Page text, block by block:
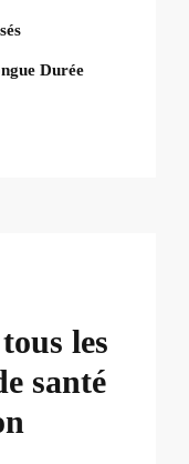
Durée
les
santé